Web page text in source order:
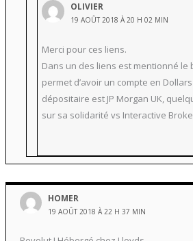
OLIVIER
19 AOÛT 2018 À 20 H 02 MIN
Merci pour ces liens.
Dans un des liens est mentionné le
permet d’avoir un compte en
dépositaire est JP Morgan UK,
sur sa solidarité vs Interactive
HOMER
19 AOÛT 2018 À 22 H 37 MIN